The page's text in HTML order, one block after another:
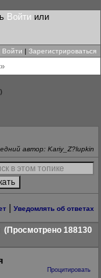
Войти или
Войти | Зарегистрироваться
)
автор: Kariy_Z?lupkin
Уведомлять об ответах
(Просмотрено 188130
Процитировать